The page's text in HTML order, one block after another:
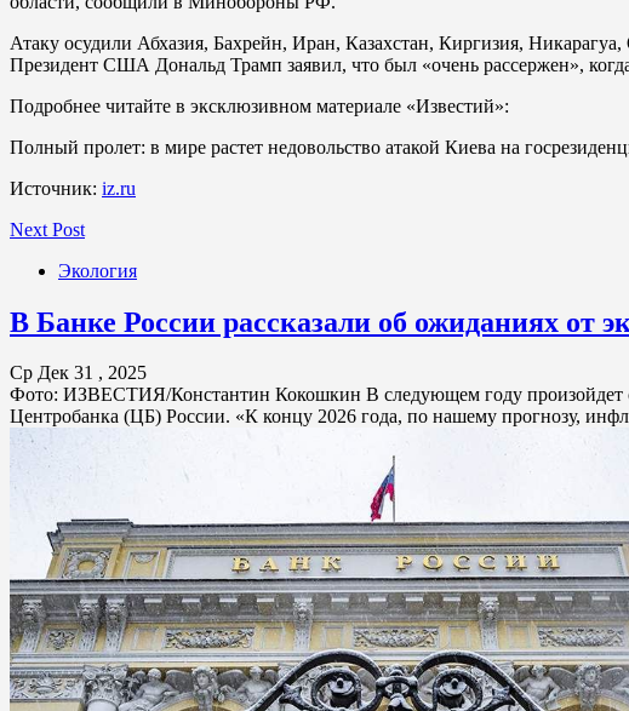
Атаку осудили Абхазия, Бахрейн, Иран, Казахстан, Киргизия,
Президент США Дональд Трамп заявил, что был «очень рассержен», когда
Подробнее читайте в эксклюзивном материале «Известий»:
Полный пролет: в мире растет недовольство атакой Киева на
Источник: iz.ru
Next Post
Экология
В Банке России рассказали об ожиданиях от
Ср Дек 31 , 2025
Фото: ИЗВЕСТИЯ/Константин Кокошкин В следующем году произойдет
Центробанка (ЦБ) России. «К концу 2026 года, по нашему прогнозу,